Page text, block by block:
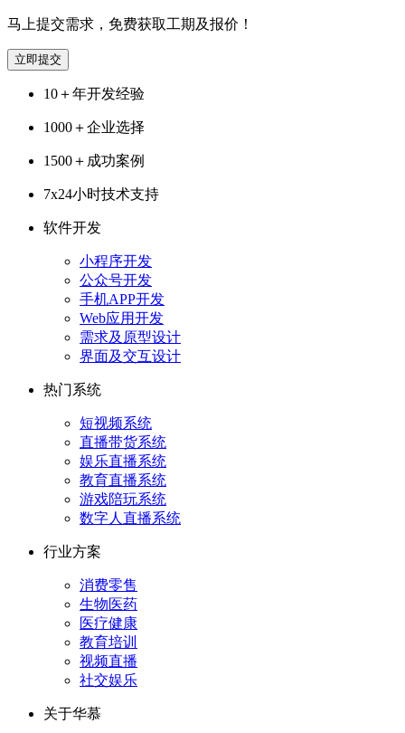
马上提交需求，免费获取工期及报价！
立即提交
10＋年开发经验
1000＋企业选择
1500＋ 成功案例
7x24小时技术支持
软件开发
小程序开发
公众号开发
手机APP开发
Web应用开发
需求及原型设计
界面及交互设计
热门系统
短视频系统
直播带货系统
娱乐直播系统
教育直播系统
游戏陪玩系统
数字人直播系统
行业方案
消费零售
生物医药
医疗健康
教育培训
视频直播
社交娱乐
关于华慕